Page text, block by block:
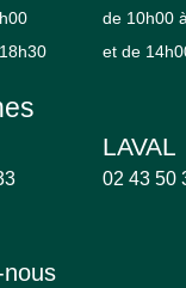
de 10h00
et de
LAVAL
02 43 50